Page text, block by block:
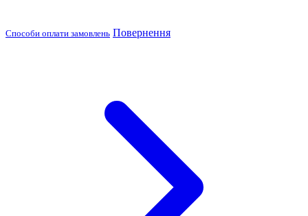
Способи оплати замовлень Повернення